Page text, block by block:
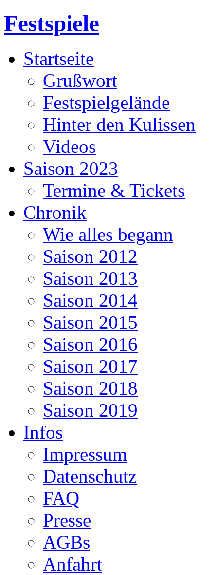
Festspiele
Startseite
Grußwort
Festspielgelände
Hinter den Kulissen
Videos
Saison 2023
Termine & Tickets
Chronik
Wie alles begann
Saison 2012
Saison 2013
Saison 2014
Saison 2015
Saison 2016
Saison 2017
Saison 2018
Saison 2019
Infos
Impressum
Datenschutz
FAQ
Presse
AGBs
Anfahrt